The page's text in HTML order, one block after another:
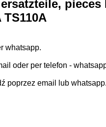
pieces
whatsapp.
oder per telefon -
poprzez email lub whatsapp.